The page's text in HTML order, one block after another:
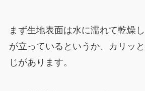
まず生地表面は水に濡れて乾燥
が立っているというか、カリッ
じがあります。